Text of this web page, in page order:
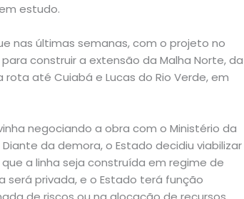
estudo.
nas últimas semanas, com o projeto no
construir a extensão da Malha Norte, da
até Cuiabá e Lucas do Rio Verde, em
negociando a obra com o Ministério da
da demora, o Estado decidiu viabilizar
a linha seja construída em regime de
será privada, e o Estado terá função